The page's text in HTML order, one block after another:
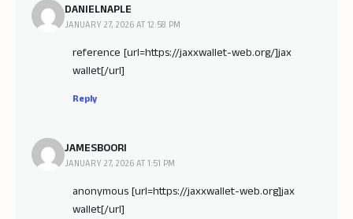
DANIELNAPLE
JANUARY 27, 2026 AT 12:58 PM
reference [url=https://jaxxwallet-web.org/]jax
wallet[/url]
Reply
JAMESBOORI
JANUARY 27, 2026 AT 1:51 PM
anonymous [url=https://jaxxwallet-web.org]jax
wallet[/url]